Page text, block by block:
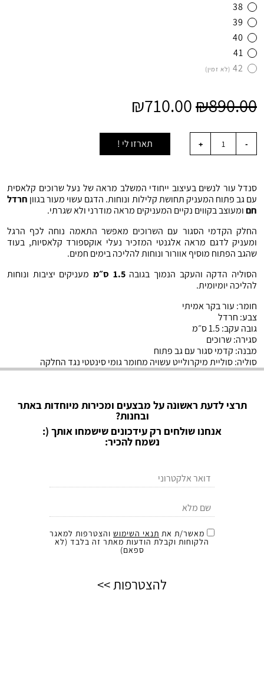
38
39
40
41
42 (לא זמין)
₪890.00
₪710.00
תארזו לי !
סנדל עור לנשים בעיצוב ייחודי המשלב מראה של נעל שרוכים קלאסית
עם גב פתוח המעניק תחושת קלילות ונוחות. הדגם עשוי מעור בגוון חרדל
חםומעוצב בקווים נקיים המעניקים מראה מודרני ולא שגרתי.
החלק הקדמי הסגור עם השרוכים מאפשר התאמה נוחה לכף הרגל
ומעניק לדגם מראה אלגנטי המזכיר נעלי אוקספורד קלאסיות, בעוד
שהגב הפתוח מוסיף אוורור ונוחות להליכה בימים חמים.
הסוליה הדקה והעקב הנמוך בגובה1.5 ס״מ
מעניקים יציבות ונוחות
להליכה יומיומית.
חומר: עור בקר אמיתי
צבע: חרדל
גובה עקב: 1.5 ס״מ
סגירה: שרוכים
מבנה: קדמי סגור עם גב פתוח
סוליה: סוליית מיקרולייט עשויה מחומר גומי סינטטי נגד החלקה
תרצי לדעת ראשונה על מבצעים ומכירות מיוחדות באתר
ובחנות?
אנחנו שולחים רק עידכונים שישמחו אותך (:
נשמח להכיר:
מאשר/ת את תנאי השימוש והצטרפות למאגר
הלקוחות וקבלת הודעות מאתר זה בלבד (לא
ספאם)